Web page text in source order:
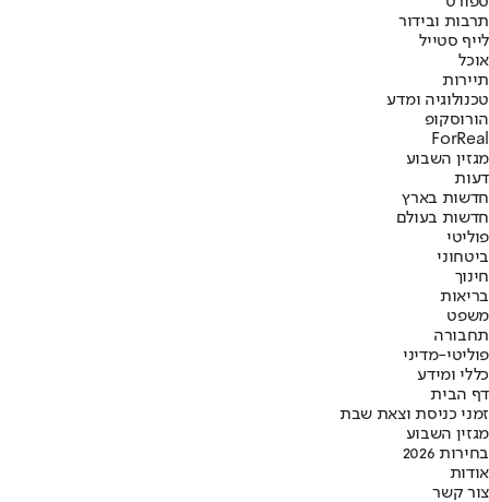
תרבות ובידור
לייף סטייל
אוכל
תיירות
טכנולוגיה ומדע
הורוסקופ
ForReal
מגזין השבוע
דעות
חדשות בארץ
חדשות בעולם
פוליטי
ביטחוני
חינוך
בריאות
משפט
תחבורה
פוליטי-מדיני
כללי ומידע
דף הבית
זמני כניסת וצאת שבת
מגזין השבוע
בחירות 2026
אודות
צור קשר